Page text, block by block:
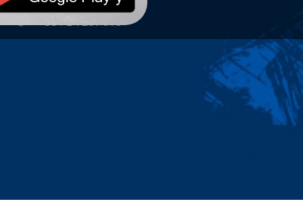
+381 24 267 979